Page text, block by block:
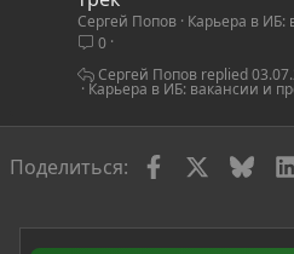
Сергей Попов Карьера в ИБ:
0
Карьера в ИБ: вакансии и
Сергей Попов
Поделиться: Facebook